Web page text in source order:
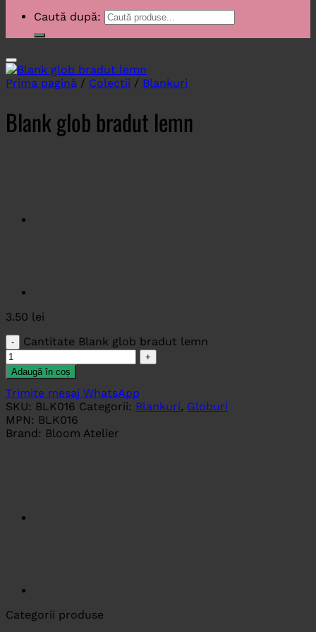
Caută după:
Prima pagină / Colectii / Blankuri
Blank glob bradut lemn
3.50 lei
Cantitate Blank glob bradut lemn
Adaugă în coș
Trimite mesaj WhatsApp
SKU: BLK016 Categorii: Blankuri, Globuri
MPN: BLK016
Brand: Bloom Atelier
Categorii produse